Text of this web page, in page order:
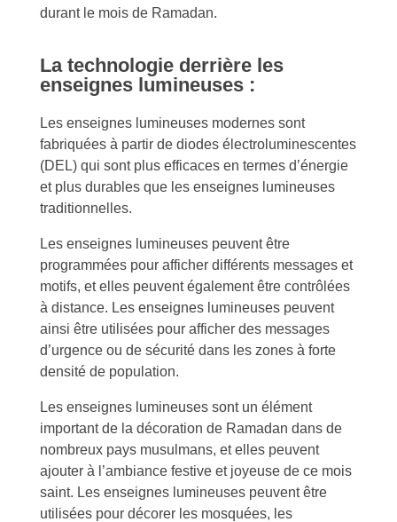
durant le mois de Ramadan.
La technologie derrière les
enseignes lumineuses :
Les enseignes lumineuses modernes sont
fabriquées à partir de diodes électroluminescentes
(DEL) qui sont plus efficaces en termes d’énergie
et plus durables que les enseignes lumineuses
traditionnelles.
Les enseignes lumineuses peuvent être
programmées pour afficher différents messages et
motifs, et elles peuvent également être contrôlées
à distance. Les enseignes lumineuses peuvent
ainsi être utilisées pour afficher des messages
d’urgence ou de sécurité dans les zones à forte
densité de population.
Les enseignes lumineuses sont un élément
important de la décoration de Ramadan dans de
nombreux pays musulmans, et elles peuvent
ajouter à l’ambiance festive et joyeuse de ce mois
saint. Les enseignes lumineuses peuvent être
utilisées pour décorer les mosquées, les